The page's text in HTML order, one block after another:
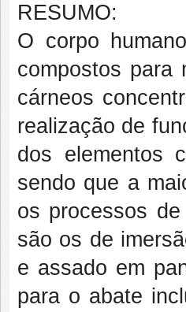
RESUMO:
O corpo
compostos para
cárneos
realização de
dos elementos
sendo que a
os processos
são os de
e assado em
para o abate